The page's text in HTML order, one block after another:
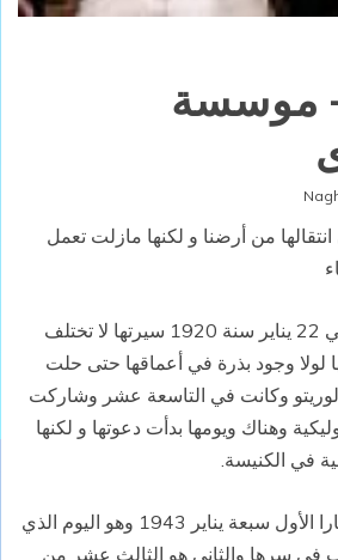
موسسة
من أرضنا و لكنها مازلت تعمل
ولدت كيارا في تورنتو في 22 يناير سنة 1920 سيرتها لا تختلف
وجود بذرة في أعماقها حتى حلت
إلى لوريتو وكانت في التاسعة عشر وشاركت
وهناك ويومها بدأت دعوتها و لكنها
في الكنيسة.
أربعة تواريخ في حياة كيارا الأول سبعة يناير 1943 وهو اليوم الذي
في سرها والثاني هو الثالث عشر من